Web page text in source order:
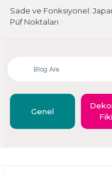
Sade ve Fonksiyonel:
Püf Noktaları
Genel